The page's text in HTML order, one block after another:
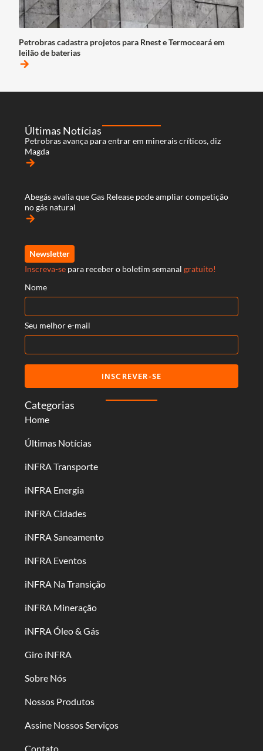
Petrobras cadastra projetos para Rnest e Termoceará em
leilão de baterias
arrow_forward
Categorias
Home
Últimas Notícias
iNFRA Transporte
iNFRA Energia
iNFRA Cidades
iNFRA Saneamento
iNFRA Eventos
iNFRA Na Transição
iNFRA Mineração
iNFRA Óleo & Gás
Giro iNFRA
Sobre Nós
Nossos Produtos
Assine Nossos Serviços
Contato
Últimas Notícias
Petrobras avança para entrar em minerais críticos, diz
Magda
arrow_forward
Abegás avalia que Gas Release pode ampliar competição
no gás natural
arrow_forward
Newsletter
Inscreva-se para receber o boletim semanal gratuito!
Nome
Seu melhor e-mail
INSCREVER-SE